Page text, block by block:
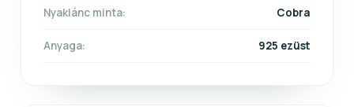
Nyaklánc minta: Cobra
Anyaga: 925 ezüst